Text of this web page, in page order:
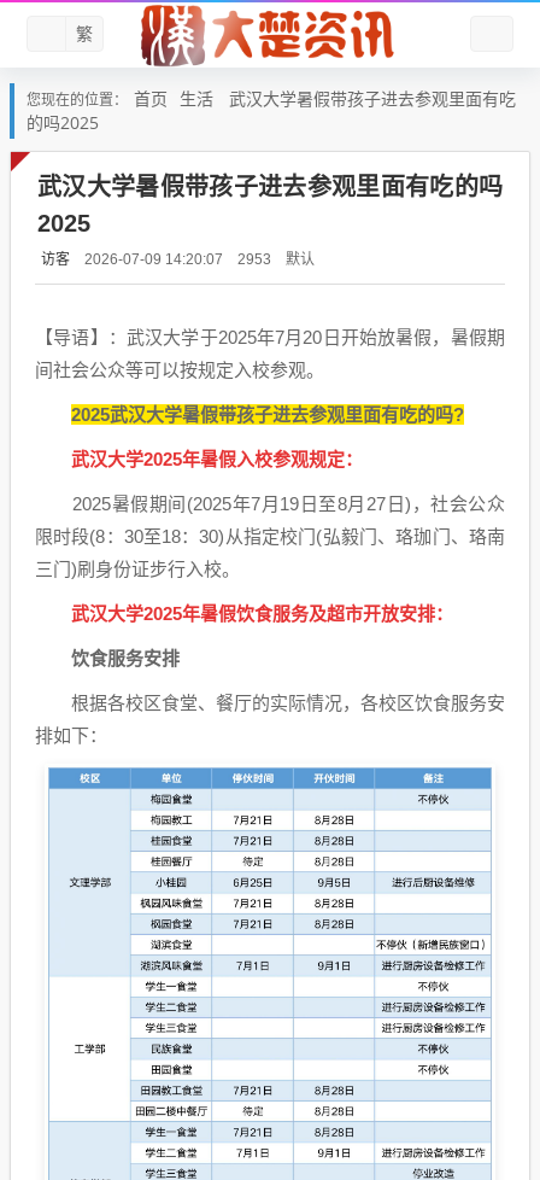
繁
您现在的位置： 首页 生活
武汉大学暑假带孩子进去参观里面有吃
的吗2025
武汉大学暑假带孩子进去参观里面有吃的吗
2025
访客 2026-07-09 14:20:07 2953 默认
【导语】：武汉大学于2025年7月20日开始放暑假，暑假期
间社会公众等可以按规定入校参观。
2025武汉大学暑假带孩子进去参观里面有吃的吗?
武汉大学2025年暑假入校参观规定：
2025暑假期间(2025年7月19日至8月27日)，社会公众
限时段(8：30至18：30)从指定校门(弘毅门、珞珈门、珞南
三门)刷身份证步行入校。
武汉大学2025年暑假饮食服务及超市开放安排：
饮食服务安排
根据各校区食堂、餐厅的实际情况，各校区饮食服务安
排如下：